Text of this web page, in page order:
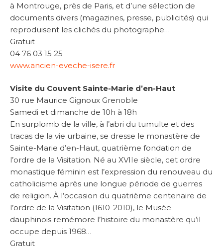
à Montrouge, près de Paris, et d’une sélection de
documents divers (magazines, presse, publicités) qui
reproduisent les clichés du photographe…
Gratuit
04 76 03 15 25
www.ancien-eveche-isere.fr
Visite du Couvent Sainte-Marie d’en-Haut
30 rue Maurice Gignoux Grenoble
Samedi et dimanche de 10h à 18h
En surplomb de la ville, à l’abri du tumulte et des
tracas de la vie urbaine, se dresse le monastère de
Sainte-Marie d’en-Haut, quatrième fondation de
l’ordre de la Visitation. Né au XVIIe siècle, cet ordre
monastique féminin est l’expression du renouveau du
catholicisme après une longue période de guerres
de religion. À l’occasion du quatrième centenaire de
l’ordre de la Visitation (1610-2010), le Musée
dauphinois remémore l’histoire du monastère qu’il
occupe depuis 1968…
Gratuit